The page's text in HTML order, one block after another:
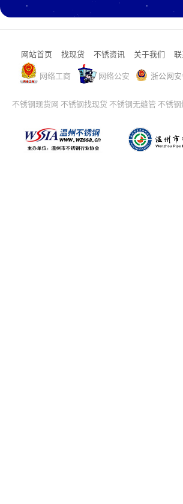
网站首页 找现货 不锈资讯 关于我们 联
网络工商 网络公安 浙公网
不锈钢现货网 不锈钢找现货 不锈钢无缝管 不锈钢